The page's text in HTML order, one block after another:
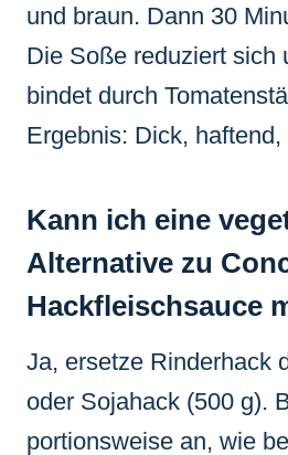
und braun. Dann 30
Die Soße reduziert sich
bindet durch
Ergebnis: Dick, haftend,
Kann ich eine
Alternative zu
Hackfleischsauce
Ja, ersetze Rinderhack
oder Sojahack (500 g).
portionsweise an, wie